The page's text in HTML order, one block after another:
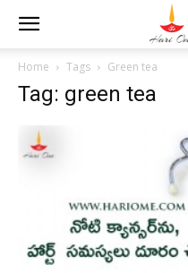
Home Tags Green tea
Tag: green tea